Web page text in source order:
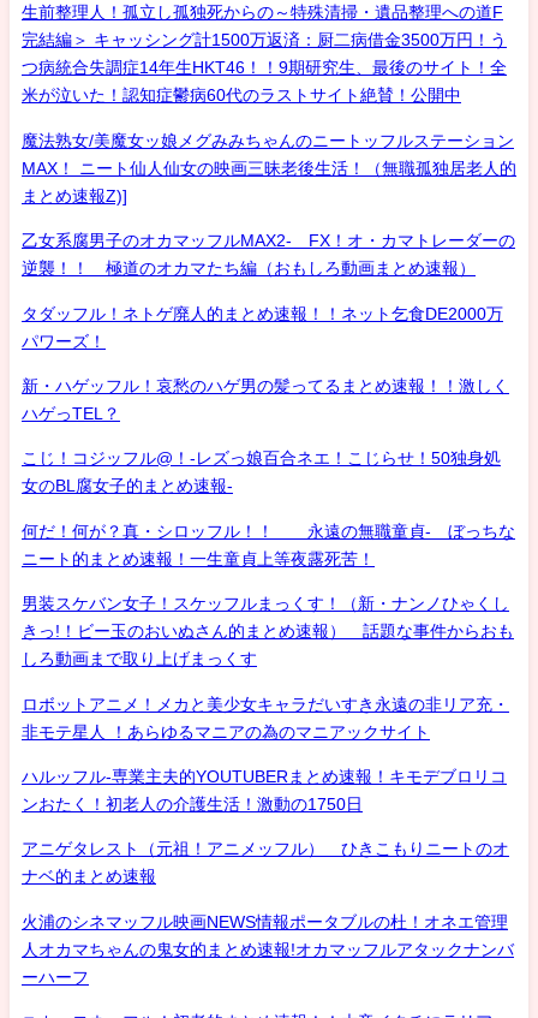
生前整理人！孤立し孤独死からの～特殊清掃・遺品整理への道F
完結編＞ キャッシング計1500万返済：厨二病借金3500万円！う
つ病統合失調症14年生HKT46！！9期研究生、最後のサイト！全
米が泣いた！認知症鬱病60代のラストサイト絶賛！公開中
魔法熟女/美魔女ッ娘メグみみちゃんのニートッフルステーション
MAX！ ニート仙人仙女の映画三昧老後生活！（無職孤独居老人的
まとめ速報Z)]
乙女系腐男子のオカマッフルMAX2- FX！オ・カマトレーダーの
逆襲！！ 極道のオカマたち編（おもしろ動画まとめ速報）
タダッフル！ネトゲ廃人的まとめ速報！！ネット乞食DE2000万
パワーズ！
新・ハゲッフル！哀愁のハゲ男の髪ってるまとめ速報！！激しく
ハゲっTEL？
こじ！コジッフル@！-レズっ娘百合ネエ！こじらせ！50独身処
女のBL腐女子的まとめ速報-
何だ！何が？真・シロッフル！！ 永遠の無職童貞- ぼっちな
ニート的まとめ速報！一生童貞上等夜露死苦！
男装スケバン女子！スケッフルまっくす！（新・ナンノひゃくし
きっ!！ビー玉のおいぬさん的まとめ速報） 話題な事件からおも
しろ動画まで取り上げまっくす
ロボットアニメ！メカと美少女キャラだいすき永遠の非リア充・
非モテ星人 ！あらゆるマニアの為のマニアックサイト
ハルッフル-専業主夫的YOUTUBERまとめ速報！キモデブロリコ
ンおたく！初老人の介護生活！激動の1750日
アニゲタレスト（元祖！アニメッフル） ひきこもりニートのオ
ナベ的まとめ速報
火浦のシネマッフル映画NEWS情報ポータブルの杜！オネエ管理
人オカマちゃんの鬼女的まとめ速報!オカマッフルアタックナンバ
ーハーフ